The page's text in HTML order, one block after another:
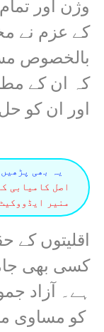
وژن اور
کے عزم نے
بالخصوص
کہ ان کے
اور ان کو حل
یہ بھی
اصل کامیابی
منیر
اقلیتوں کے
کسی بھی
ہے۔ آزاد
کو مساوی